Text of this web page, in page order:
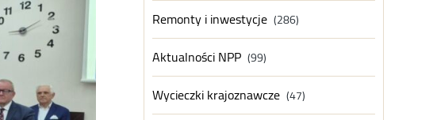
Remonty i inwestycje (286)
Aktualności NPP (99)
Wycieczki krajoznawcze (47)